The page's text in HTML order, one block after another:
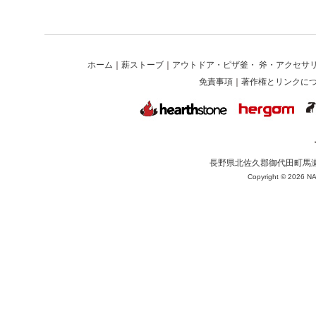
ホーム ｜薪ストーブ
アウトドア・ピザ釜・ 斧・アクセサ
免責事項
著作権とリンクに
長野県北佐久郡御代田町
Copyright ©2026